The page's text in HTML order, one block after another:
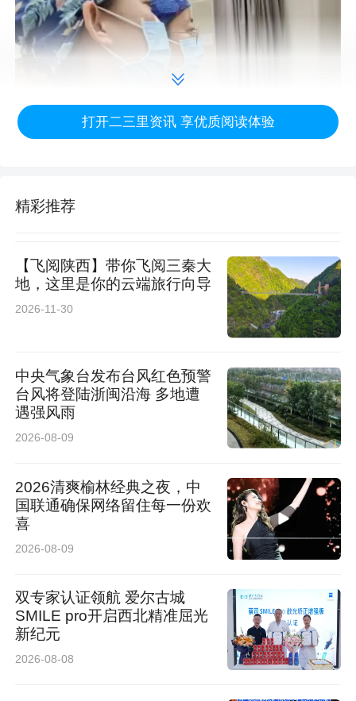
队处理复杂异物的技术能力和多学科协作水平。
科室将继续提升微创诊疗能力，优化急症救治流
程，为患者提供更优质的医疗服务。
专家简介
打开二三里资讯 享优质阅读体验
精彩推荐
【飞阅陕西】带你飞阅三秦大
地，这里是你的云端旅行向导
2026-11-30
中央气象台发布台风红色预警
台风将登陆浙闽沿海 多地遭
遇强风雨
2026-08-09
2026清爽榆林经典之夜，中
国联通确保网络留住每一份欢
喜
2026-08-09
双专家认证领航 爱尔古城
SMILE pro开启西北精准屈光
新纪元
2026-08-08